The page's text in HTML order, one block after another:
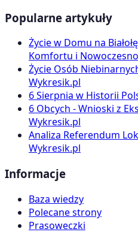
Popularne artykuły
Życie w Domu na
Komfortu i
Życie Osób
Wykresik.pl
6 Sierpnia w Historii
6 Obcych - Wnioski z
Wykresik.pl
Analiza Referendum
Wykresik.pl
Informacje
Baza wiedzy
Polecane strony
Prasoweczki